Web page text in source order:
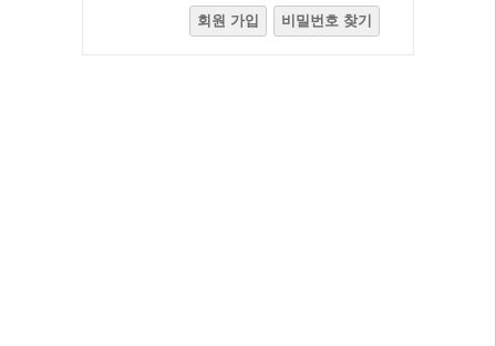
회원 가입 비밀번호 찾기